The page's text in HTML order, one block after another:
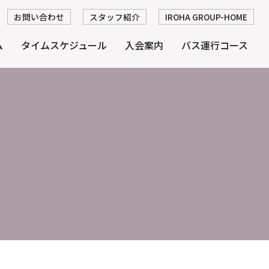
お問い合わせ スタッフ紹介 IROHA GROUP-HOME
タイムスケジュール 入会案内 バス運行コース